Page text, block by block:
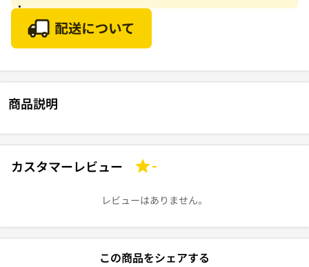
商品説明
カスタマーレビュー -
レビューはありません。
この商品をシェアする